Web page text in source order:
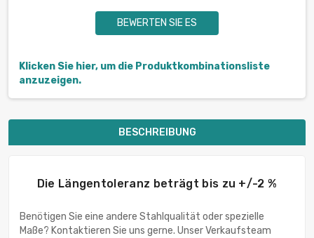
BEWERTEN SIE ES
Klicken Sie hier, um die Produktkombinationsliste
anzuzeigen.
BESCHREIBUNG
Die Längentoleranz beträgt bis zu +/-2 %
Benötigen Sie eine andere Stahlqualität oder spezielle
Maße? Kontaktieren Sie uns gerne. Unser Verkaufsteam